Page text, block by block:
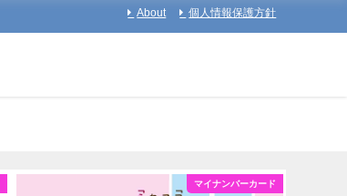
About 個人情報保護方針
マイナンバーカード